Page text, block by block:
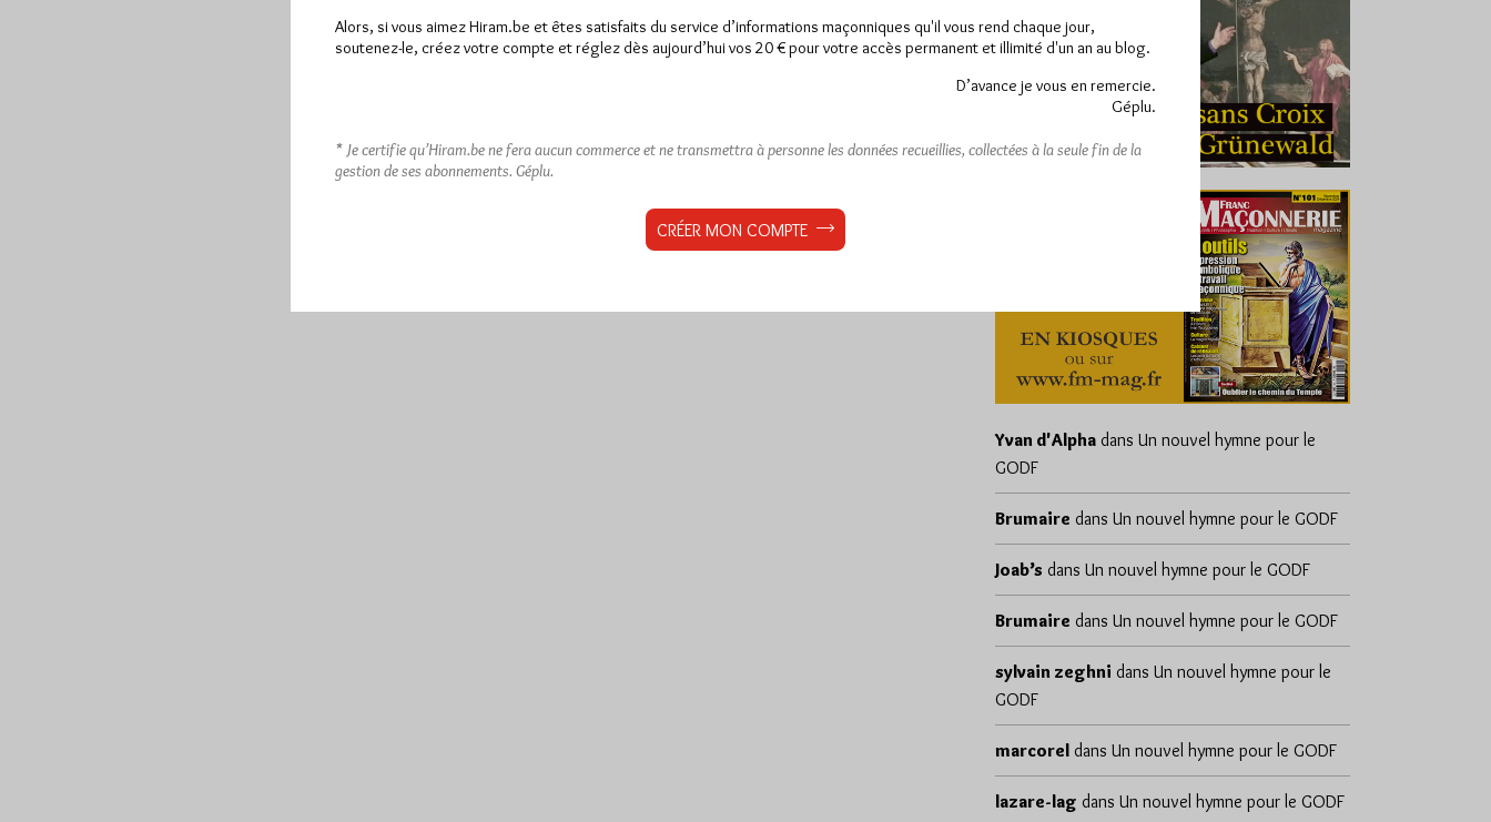
Yvan d'Alpha dans Un nouvel hymne pour le
GODF
Brumaire dans Un nouvel hymne pour le GODF
Joab’s dans Un nouvel hymne pour le GODF
Brumaire dans Un nouvel hymne pour le GODF
sylvain zeghni dans Un nouvel hymne pour le
GODF
marcorel dans Un nouvel hymne pour le GODF
lazare-lag dans Un nouvel hymne pour le GODF
Alors, si vous aimez Hiram.be et êtes satisfaits du service d’informations maçonniques qu'il vous rend chaque jour,
soutenez-le, créez votre compte et réglez dès aujourd’hui vos 20 € pour votre accès permanent et illimité d'un an au blog.
D’avance je vous en remercie.
Géplu.
* Je certifie qu’Hiram.be ne fera aucun commerce et ne transmettra à personne les données recueillies, collectées à la seule fin de la
gestion de ses abonnements. Géplu.
CRÉER MON COMPTE